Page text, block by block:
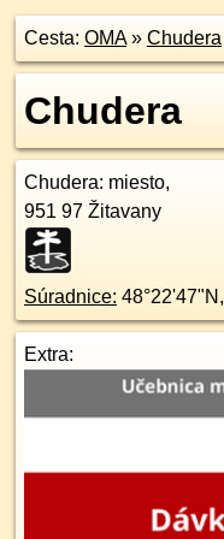
Cesta: OMA» Chudera
Chudera
Chudera: miesto,
951 97 Žitavany
Súradnice: 48°22'47"N ,
Extra: